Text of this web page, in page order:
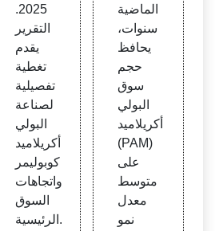
2025.
التقرير
يقدم
تغطية
تفصيلية
لصناعة
البولي
أكريلاميد
كوبوليمر
واتجاهات
السوق
الرئيسية.
الماضية
سنوات،
يحافظ
حجم
سوق
البولي
أكريلاميد
(PAM)
على
متوسط
معدل
نمو